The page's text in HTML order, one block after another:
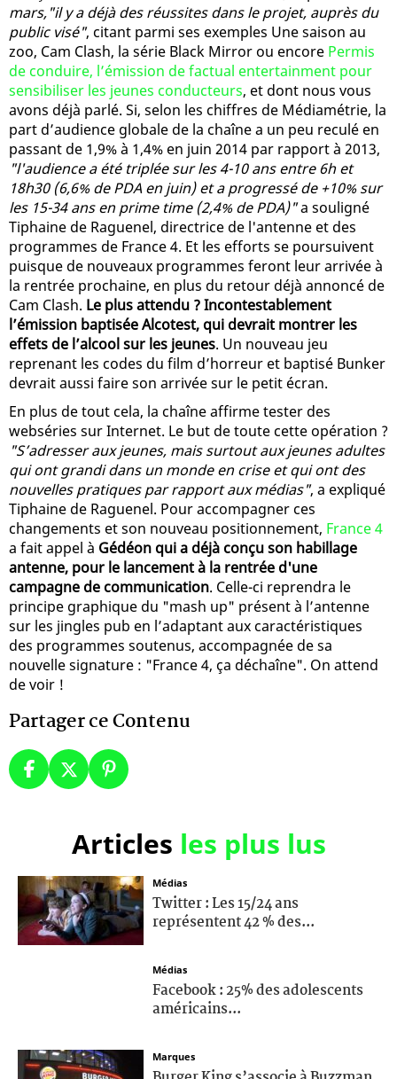
mars,"il y a déjà des réussites dans le projet, auprès du
public visé", citant parmi ses exemples Une saison au
zoo, Cam Clash, la série Black Mirror ou encore Permis
de conduire, l’émission de factual entertainment pour
sensibiliser les jeunes conducteurs, et dont nous vous
avons déjà parlé. Si, selon les chiffres de Médiamétrie, la
part d’audience globale de la chaîne a un peu reculé en
passant de 1,9% à 1,4% en juin 2014 par rapport à 2013,
"l'audience a été triplée sur les 4-10 ans entre 6h et
18h30 (6,6% de PDA en juin) et a progressé de +10% sur
les 15-34 ans en prime time (2,4% de PDA)"a souligné
Tiphaine de Raguenel, directrice de l'antenne et des
programmes de France 4. Et les efforts se poursuivent
puisque de nouveaux programmes feront leur arrivée à
la rentrée prochaine, en plus du retour déjà annoncé de
Cam Clash. Le plus attendu ? Incontestablement
l’émission baptisée Alcotest, qui devrait montrer les
effets de l’alcool sur les jeunes. Un nouveau jeu
reprenant les codes du film d’horreur et baptisé Bunker
devrait aussi faire son arrivée sur le petit écran.
En plus de tout cela, la chaîne affirme tester des
webséries sur Internet. Le but de toute cette opération ?
"S’adresser aux jeunes, mais surtout aux jeunes adultes
qui ont grandi dans un monde en crise et qui ont des
nouvelles pratiques par rapport aux médias", a expliqué
Tiphaine de Raguenel. Pour accompagner ces
changements et son nouveau positionnement, France 4
a fait appel à Gédéon qui a déjà conçu son habillage
antenne, pour le lancement à la rentrée d'une
campagne de communication. Celle-ci reprendra le
principe graphique du "mash up" présent à l’antenne
sur les jingles pub en l’adaptant aux caractéristiques
des programmes soutenus, accompagnée de sa
nouvelle signature : "France 4, ça déchaîne". On attend
de voir !
Partager ce Contenu
Articles les plus lus
Médias
Twitter : Les 15/24 ans
représentent 42 % des...
Médias
Facebook : 25% des adolescents
américains...
Marques